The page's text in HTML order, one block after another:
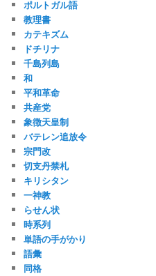
ポルトガル語
教理書
カテキズム
ドチリナ
千島列島
和
平和革命
共産党
象徴天皇制
バテレン追放令
宗門改
切支丹禁札
キリシタン
一神教
らせん状
時系列
単語の手がかり
語彙
同格